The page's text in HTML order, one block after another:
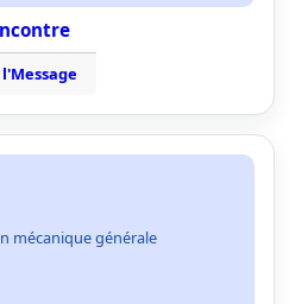
mécanique générale